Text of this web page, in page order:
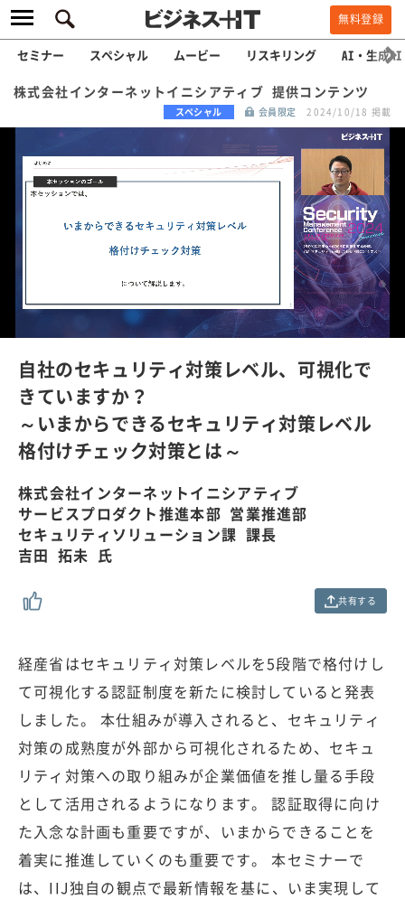
無料登録
セミナー スペシャル ムービー リスキリング AI・生成AI
株式会社インターネットイニシアティブ 提供コンテンツ
スペシャル 会員限定 2024/10/18 掲載
U
u
/
a
e
1
0
0
%
自社のセキュリティ対策レベル、可視化で
きていますか？
～いまからできるセキュリティ対策レベル
格付けチェック対策とは～
株式会社インターネットイニシアティブ
サービスプロダクト推進本部 営業推進部
セキュリティソリューション課 課長
吉田 拓未 氏
共有する
経産省はセキュリティ対策レベルを5段階で格付けし
て可視化する認証制度を新たに検討していると発表
しました。 本仕組みが導入されると、セキュリティ
対策の成熟度が外部から可視化されるため、セキュ
リティ対策への取り組みが企業価値を推し量る手段
として活用されるようになります。 認証取得に向け
た入念な計画も重要ですが、いまからできることを
着実に推進していくのも重要です。 本セミナーで
は、IIJ独自の観点で最新情報を基に、いま実現して